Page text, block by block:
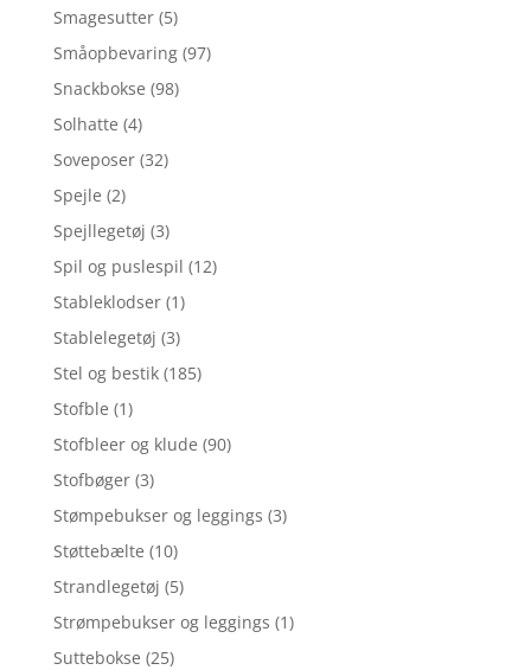
Smagesutter (5)
Småopbevaring (97)
Snackbokse (98)
Solhatte (4)
Soveposer (32)
Spejle (2)
Spejllegetøj (3)
Spil og puslespil (12)
Stableklodser (1)
Stablelegetøj (3)
Stel og bestik (185)
Stofble (1)
Stofbleer og klude (90)
Stofbøger (3)
Stømpebukser og leggings (3)
Støttebælte (10)
Strandlegetøj (5)
Strømpebukser og leggings (1)
Suttebokse (25)